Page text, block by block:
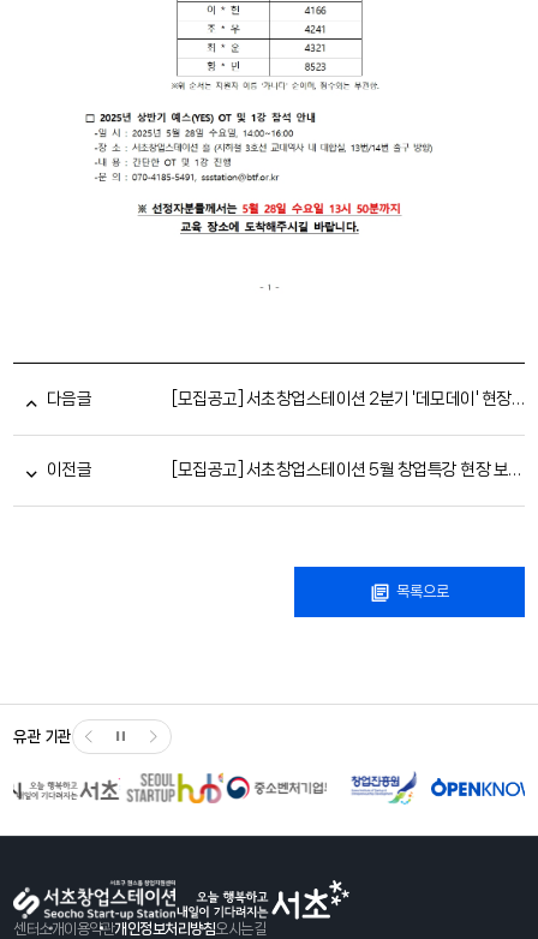
다음글 [모집공고] 서초창업스테이션 2분기 '데모데이' 현장 보조 '자원봉사자' 2명 모집 및 선발
이전글 [모집공고] 서초창업스테이션 5월 창업특강 현장 보조 '자원봉사자' 6명 모집(선착순 마감)
목록으로
유관 기관
센터소개이용약관개인정보처리방침오시는길